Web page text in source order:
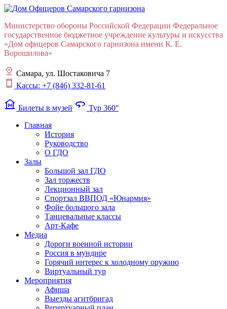
Министерство обороны Российской Федерации Федеральное
государственное бюджетное учреждение культуры и искусства
«Дом офицеров Cамарского гарнизона имени К. Е.
Ворошилова»
Самара, ул. Шостаковича 7
Кассы: +7 (846) 332-81-61
museum Билеты в музей 360 Тур 360°
Главная
История
Руководство
О ГДО
Залы
Большой зал ГДО
Зал торжеств
Лекционный зал
Cпортзал ВВПОД «Юнармия»
Фойе большого зала
Танцевальные классы
Арт-Кафе
Медиа
Дороги военной истории
Россия в мундире
Горячий интерес к холодному оружию
Виртуальный тур
Мероприятия
Афиша
Выезды агитбригад